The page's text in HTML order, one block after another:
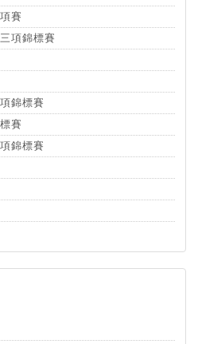
賽
項錦標賽
錦標賽
賽
錦標賽